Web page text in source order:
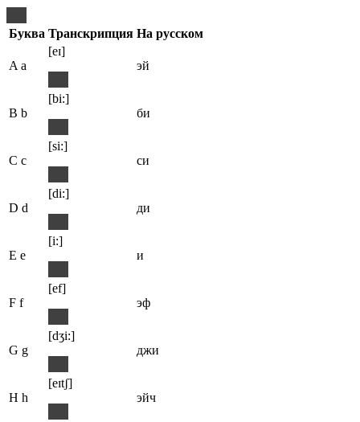
Буква Транскрипция На русском
A a
[eɪ]
эй
B b
[bi:]
би
C c
[si:]
си
D d
[di:]
ди
E e
[i:]
и
F f
[ef]
эф
G g
[dʒi:]
джи
H h
[eɪtʃ]
эйч